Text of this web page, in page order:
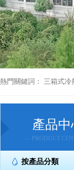
熱門關鍵詞： 三箱式冷
產品中
— PRODUCT
按產品分類